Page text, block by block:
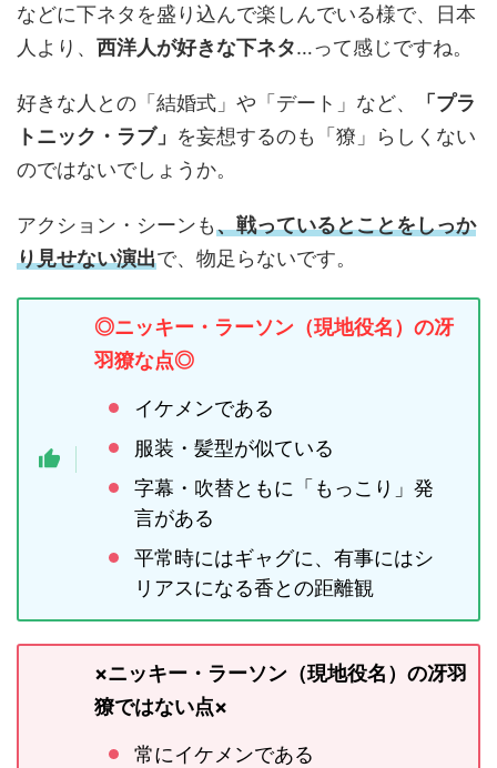
などに下ネタを盛り込んで楽しんでいる様で、日本
人より、 西洋人が好きな下ネタ…って感じですね。
好きな人との「結婚式」や「デート」など、
「プラ
トニック・ラブ」 を妄想するのも「獠」らしくない
のではないでしょうか。
アクション・シーンも、戦っているとことをしっか
り見せない演出で、物足らないです。
◎ニッキー・ラーソン（現地役名）の冴
羽獠な点◎
イケメンである
服装・髪型が似ている
字幕・吹替ともに「もっこり」発
言がある
平常時にはギャグに、有事にはシ
リアスになる香との距離観
×ニッキー・ラーソン（現地役名）の冴羽
獠ではない点×
常にイケメンである